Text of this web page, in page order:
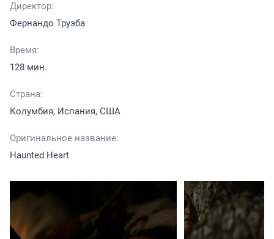
Директор:
Фернандо Труэба
Время:
128 мин.
Страна:
Колумбия, Испания, США
Оригинальное название:
Haunted Heart